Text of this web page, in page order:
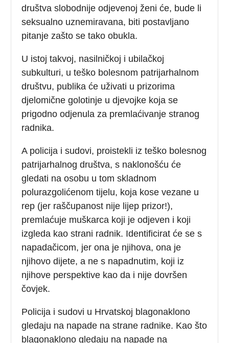
društva slobodnije odjevenoj ženi će, bude li
seksualno uznemiravana, biti postavljano
pitanje zašto se tako obukla.
U istoj takvoj, nasilničkoj i ubilačkoj
subkulturi, u teško bolesnom patrijarhalnom
društvu, publika će uživati u prizorima
djelomične golotinje u djevojke koja se
prigodno odjenula za premlaćivanje stranog
radnika.
A policija i sudovi, proistekli iz teško bolesnog
patrijarhalnog društva, s naklonošću će
gledati na osobu u tom skladnom
polurazgolićenom tijelu, koja kose vezane u
rep (jer raščupanost nije lijep prizor!),
premlaćuje muškarca koji je odjeven i koji
izgleda kao strani radnik. Identificirat će se s
napadačicom, jer ona je njihova, ona je
njihovo dijete, a ne s napadnutim, koji iz
njihove perspektive kao da i nije dovršen
čovjek.
Policija i sudovi u Hrvatskoj blagonaklono
gledaju na napade na strane radnike. Kao što
blagonaklono gledaju na napade na